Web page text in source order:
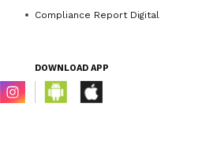
Compliance Report Digital
DOWNLOAD APP